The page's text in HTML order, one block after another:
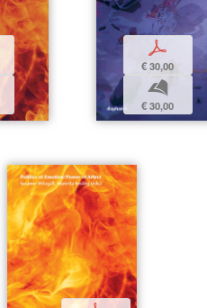
p
€ 30,00
b
€ 30,00